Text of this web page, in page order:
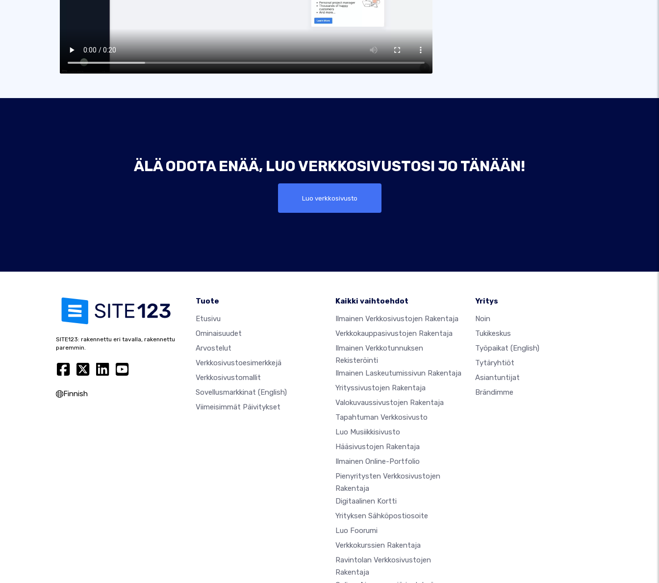
ÄLÄ ODOTA ENÄÄ, LUO VERKKOSIVUSTOSI JO TÄNÄÄN!
Luo verkkosivusto
SITE123: rakennettu eri tavalla, rakennettu
paremmin.
Finnish
Tuote
Etusivu
Ominaisuudet
Arvostelut
Verkkosivustoesimerkkejä
Verkkosivustomallit
Sovellusmarkkinat (English)
Viimeisimmät Päivitykset
Kaikki vaihtoehdot
Ilmainen Verkkosivustojen Rakentaja
Verkkokauppasivustojen Rakentaja
Ilmainen Verkkotunnuksen
Rekisteröinti
Ilmainen Laskeutumissivun Rakentaja
Yrityssivustojen Rakentaja
Valokuvaussivustojen Rakentaja
Tapahtuman Verkkosivusto
Luo Musiikkisivusto
Hääsivustojen Rakentaja
Ilmainen Online-Portfolio
Pienyritysten Verkkosivustojen
Rakentaja
Digitaalinen Kortti
Yrityksen Sähköpostiosoite
Luo Foorumi
Verkkokurssien Rakentaja
Ravintolan Verkkosivustojen
Rakentaja
Yritys
Noin
Tukikeskus
Työpaikat (English)
Tytäryhtiöt
Asiantuntijat
Brändimme